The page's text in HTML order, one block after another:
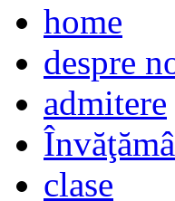
home
despre
admitere
clase